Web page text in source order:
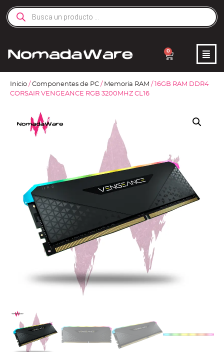
0
Inicio / Componentes de PC / Memoria RAM / 16GB RAM DDR4
CORSAIR VENGEANCE RGB 3200MHZ CL16